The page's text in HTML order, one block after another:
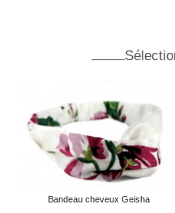
Bandeau cheveux Geisha